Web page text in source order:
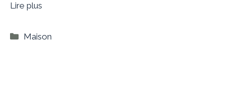
Lire plus
Catégories
Maison